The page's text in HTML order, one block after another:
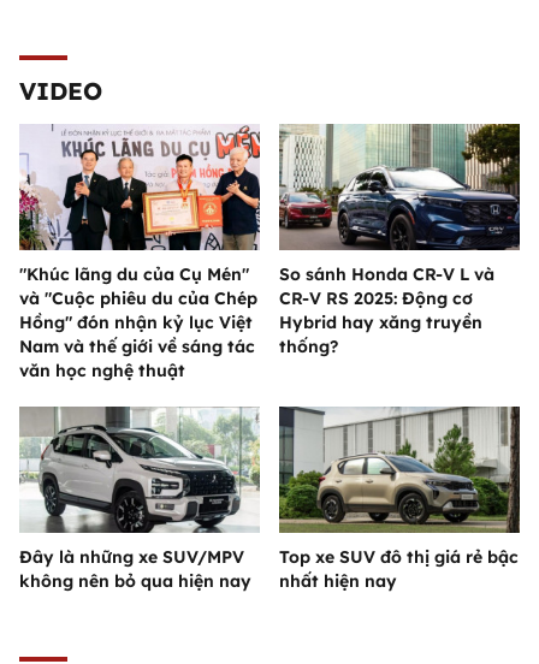
VIDEO
"Khúc lãng du của Cụ Mén"
và "Cuộc phiêu du của Chép
Hồng" đón nhận kỷ lục Việt
Nam và thế giới về sáng tác
văn học nghệ thuật
So sánh Honda CR-V L và
CR-V RS 2025: Động cơ
Hybrid hay xăng truyền
thống?
Đây là những xe SUV/MPV
không nên bỏ qua hiện nay
Top xe SUV đô thị giá rẻ bậc
nhất hiện nay